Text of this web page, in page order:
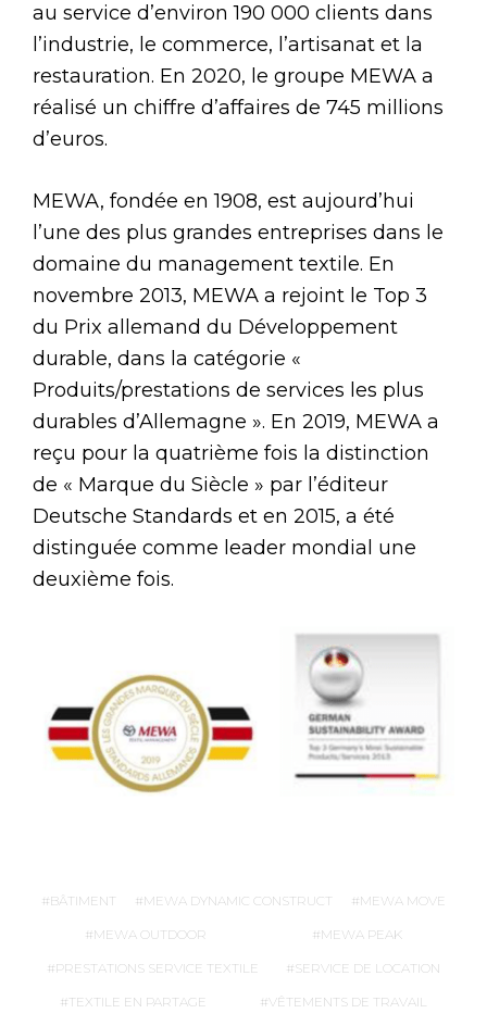
au service d’environ 190 000 clients dans
l’industrie, le commerce, l’artisanat et la
restauration. En 2020, le groupe MEWA a
réalisé un chiffre d’affaires de 745 millions
d’euros.
MEWA, fondée en 1908, est aujourd’hui
l’une des plus grandes entreprises dans le
domaine du management textile. En
novembre 2013, MEWA a rejoint le Top 3
du Prix allemand du Développement
durable, dans la catégorie «
Produits/prestations de services les plus
durables d’Allemagne ». En 2019, MEWA a
reçu pour la quatrième fois la distinction
de « Marque du Siècle » par l’éditeur
Deutsche Standards et en 2015, a été
distinguée comme leader mondial une
deuxième fois.
BÂTIMENT MEWA DYNAMIC CONSTRUCT MEWA MOVE
MEWA OUTDOOR MEWA PEAK
PRESTATIONS SERVICE TEXTILE SERVICE DE LOCATION
TEXTILE EN PARTAGE VÊTEMENTS DE TRAVAIL